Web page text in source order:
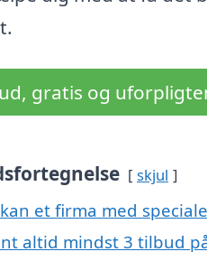
gratis og
skjul
et firma med
altid mindst 3 tilbud